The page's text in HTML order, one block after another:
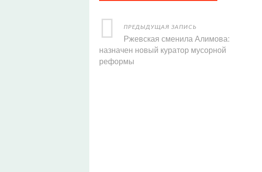
ПРЕДЫДУЩАЯ ЗАПИСЬ
Ржевская сменила Алимова:
назначен новый куратор мусорной
реформы